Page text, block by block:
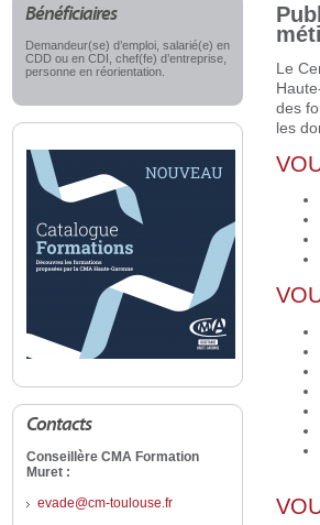
Bénéficiaires
Demandeur(se) d’emploi, salarié(e) en
CDD ou en CDI, chef(fe) d’entreprise,
personne en réorientation.
Contacts
Conseillère CMA Formation
Muret :
evade@cm-toulouse.fr
Le
des
les